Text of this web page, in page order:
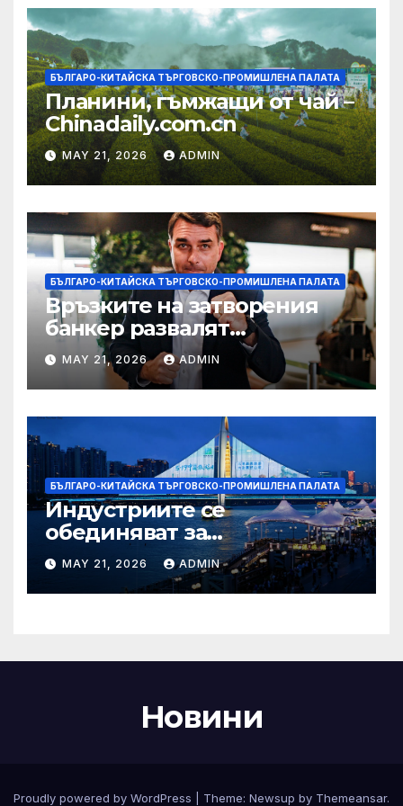
БЪЛГАРО-КИТАЙСКА ТЪРГОВСКО-ПРОМИШЛЕНА ПАЛАТА
Планини, гъмжащи от чай –
Chinadaily.com.cn
MAY 21, 2026 ADMIN
БЪЛГАРО-КИТАЙСКА ТЪРГОВСКО-ПРОМИШЛЕНА ПАЛАТА
Връзките на затворения
банкер развалят
надеждите на Флавио
Болсонаро за президент на
Бразилия
MAY 21, 2026 ADMIN
БЪЛГАРО-КИТАЙСКА ТЪРГОВСКО-ПРОМИШЛЕНА ПАЛАТА
Индустриите се
обединяват за
висококачествен растеж на
културния и
туристическия сектор
MAY 21, 2026 ADMIN
Новини
Proudly powered by WordPress Theme: Newsup by Themeansar.